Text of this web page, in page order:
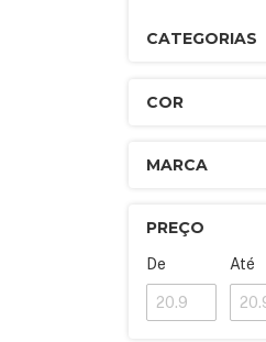
CATEGORIAS
COR
MARCA
PREÇO
De Até